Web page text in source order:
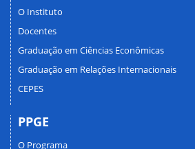
O Instituto
Docentes
Graduação em Ciências Econômicas
Graduação em Relações Internacionais
CEPES
PPGE
O Programa